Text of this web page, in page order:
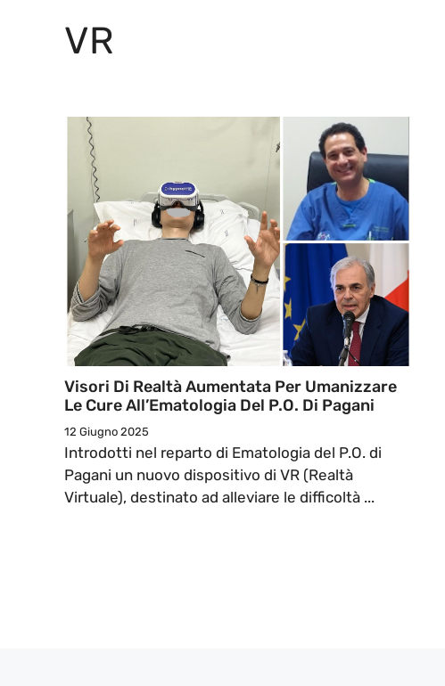
VR
Visori Di Realtà Aumentata Per Umanizzare
Le Cure All’Ematologia Del P.O. Di Pagani
12 Giugno 2025
Introdotti nel reparto di Ematologia del P.O. di
Pagani un nuovo dispositivo di VR (Realtà
Virtuale), destinato ad alleviare le difficoltà ...